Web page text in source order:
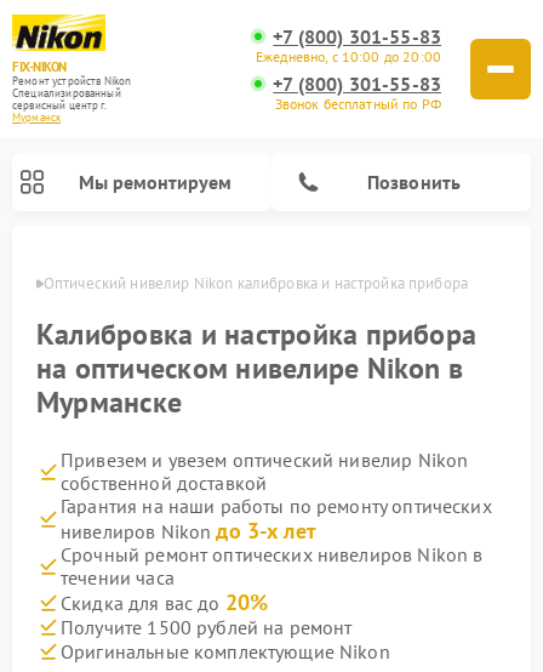
FIX-NIKON
Ремонт устройств Nikon
Специализированный
cервисный центр г.
Мурманск
+7 (800) 301-55-83
Ежедневно, с 10:00 до 20:00
+7 (800) 301-55-83
Звонок бесплатный по РФ
Мы ремонтируем Позвонить
Оптический нивелир Nikon калибровка и настройка прибора
Калибровка и настройка прибора
на оптическом нивелире Nikon в
Мурманске
Привезем и увезем оптический нивелир Nikon
собственной доставкой
Гарантия на наши работы по ремонту оптических
нивелиров Nikonдо 3-х лет
Срочный ремонт оптических нивелиров Nikon в
течении часа
Скидка для вас до 20%
Получите 1500 рублей на ремонт
Оригинальные комплектующие Nikon